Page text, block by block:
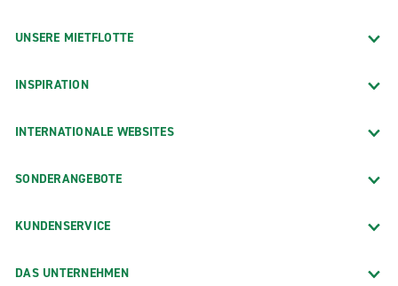
UNSERE MIETFLOTTE
INSPIRATION
INTERNATIONALE WEBSITES
SONDERANGEBOTE
KUNDENSERVICE
DAS UNTERNEHMEN